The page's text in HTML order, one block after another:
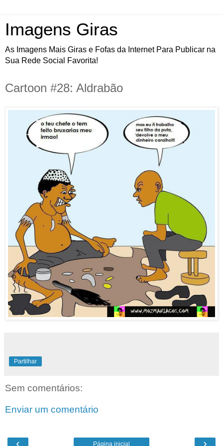
Imagens Giras
As Imagens Mais Giras e Fofas da Internet Para Publicar na
Sua Rede Social Favorita!
Cartoon #28: Aldrabão
Partilhar
Sem comentários:
Enviar um comentário
‹ ›
Página inicial